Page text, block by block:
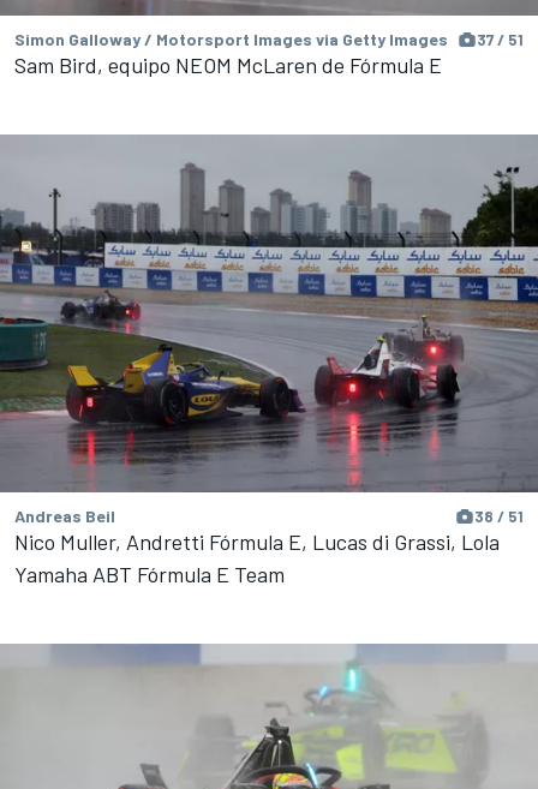
Simon Galloway / Motorsport Images via Getty Images 37 / 51
Sam Bird, equipo NEOM McLaren de Fórmula E
Andreas Beil 38 / 51
Nico Muller, Andretti Fórmula E, Lucas di Grassi, Lola
Yamaha ABT Fórmula E Team